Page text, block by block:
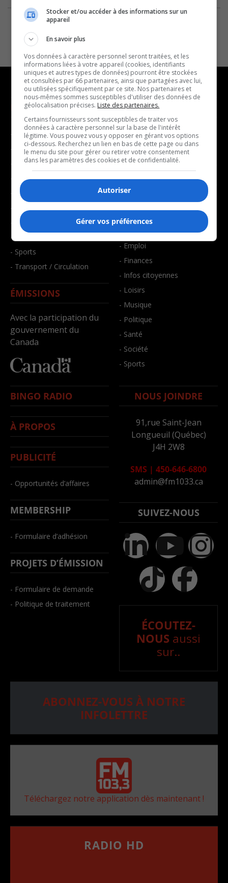
NOUVELLES
- Affaires municipales
- Communauté / Social
- Culture
- Économie
- Éducation
- Environnement
- Faits divers
- Santé et bien-être
- Sports
- Transport / Circulation
ÉMISSIONS
Avec la participation du
gouvernement du
Canada
MUSIQUE
- Décompte franco
- Joué récemment
BALADOS
- Affaires
- Art de vivre
- Bien-être
- Emploi
- Finances
- Infos citoyennes
- Loisirs
- Musique
- Politique
- Santé
- Société
- Sports
BINGO RADIO
À PROPOS
PUBLICITÉ
- Opportunités d’affaires
MEMBERSHIP
- Formulaire d’adhésion
PROJETS D’ÉMISSION
- Formulaire de demande
- Politique de traitement
NOUS JOINDRE
91,rue Saint-Jean
Longueuil (Québec)
J4H 2W8
SMS | 450-646-6800
admin@fm1033.ca
SUIVEZ-NOUS
ÉCOUTEZ-
NOUS aussi
sur..
ABONNEZ-VOUS À NOTRE
INFOLETTRE
Téléchargez notre application dès maintenant !
RADIO HD
Stocker et/ou accéder à des informations sur un
appareil
En savoir plus
Vos données à caractère personnel seront traitées, et les
informations liées à votre appareil (cookies, identifiants
uniques et autres types de données) pourront être stockées
et consultées par 66 partenaires, ainsi que partagées avec lui,
ou utilisées spécifiquement par ce site. Nos partenaires et
nous-mêmes sommes susceptibles d'utiliser des données de
géolocalisation précises. Liste des partenaires.
Certains fournisseurs sont susceptibles de traiter vos
données à caractère personnel sur la base de l'intérêt
légitime. Vous pouvez vous y opposer en gérant vos options
ci-dessous. Recherchez un lien en bas de cette page ou dans
le menu du site pour gérer ou retirer votre consentement
dans les paramètres des cookies et de confidentialité.
Autoriser
Gérer vos préférences